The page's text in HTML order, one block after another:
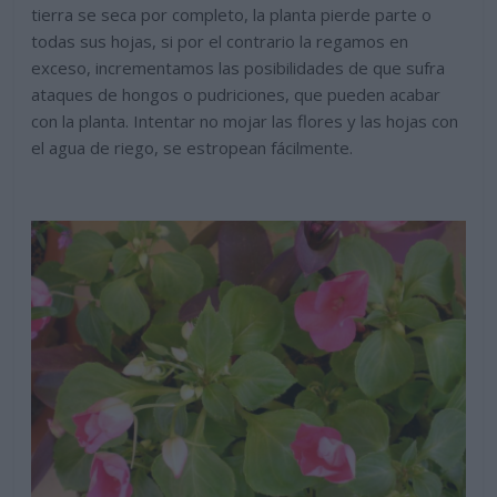
tierra se seca por completo, la planta pierde parte o
todas sus hojas, si por el contrario la regamos en
exceso, incrementamos las posibilidades de que sufra
ataques de hongos o pudriciones, que pueden acabar
con la planta. Intentar no mojar las flores y las hojas con
el agua de riego, se estropean fácilmente.